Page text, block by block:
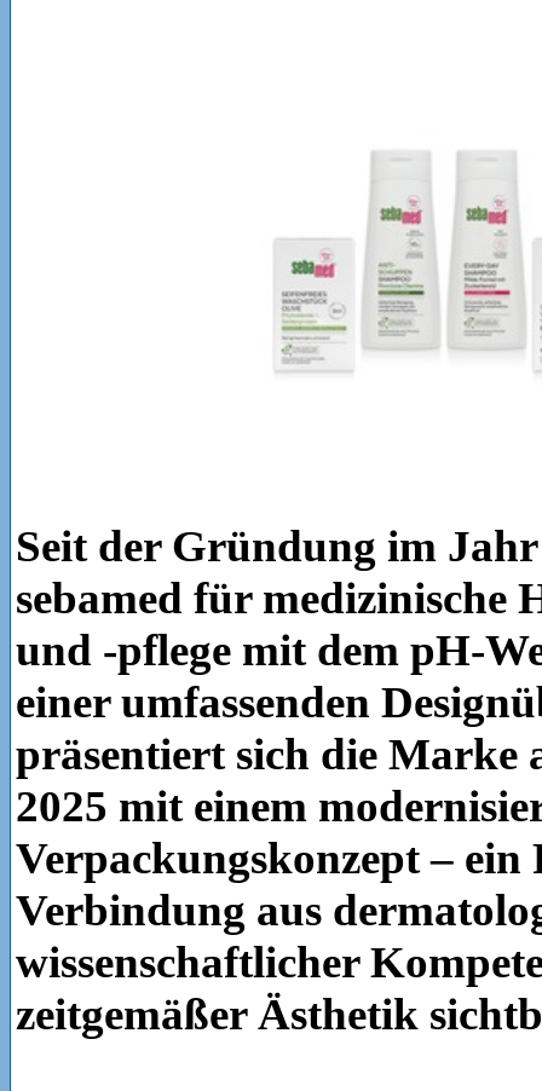
Seit der Gründung im Jahr
sebamed für medizinische
und -pflege mit dem pH-
einer umfassenden
präsentiert sich die Marke
2025 mit einem
Verpackungskonzept – ein
Verbindung aus
wissenschaftlicher
zeitgemäßer Ästhetik